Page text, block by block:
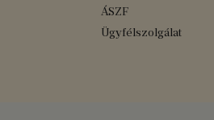
ÁSZF
Ügyfélszolgálat